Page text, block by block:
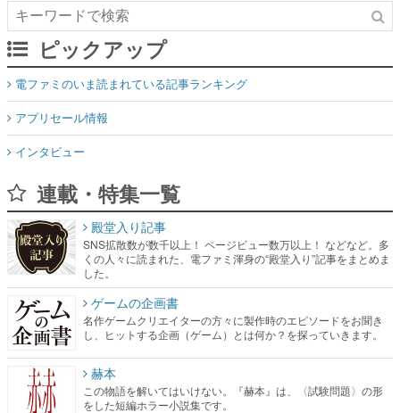
ピックアップ
電ファミのいま読まれている記事ランキング
アプリセール情報
インタビュー
連載・特集一覧
殿堂入り記事
SNS拡散数が数千以上！ ページビュー数万以上！ などなど。多
くの人々に読まれた、電ファミ渾身の“殿堂入り”記事をまとめま
した。
ゲームの企画書
名作ゲームクリエイターの方々に製作時のエピソードをお聞き
し、ヒットする企画（ゲーム）とは何か？を探っていきます。
赫本
この物語を解いてはいけない。『赫本』は、〈試験問題〉の形
をした短編ホラー小説集です。